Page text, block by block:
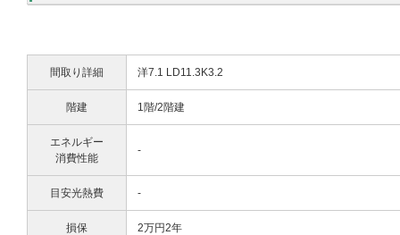
間取り詳細 洋7.1 LD11.3K3.2
階建 1階/2階建
エネルギー
消費性能
-
目安光熱費 -
損保 2万円2年